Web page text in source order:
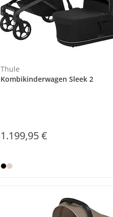
Thule
Kombikinderwagen Sleek 2
1.199,95 €